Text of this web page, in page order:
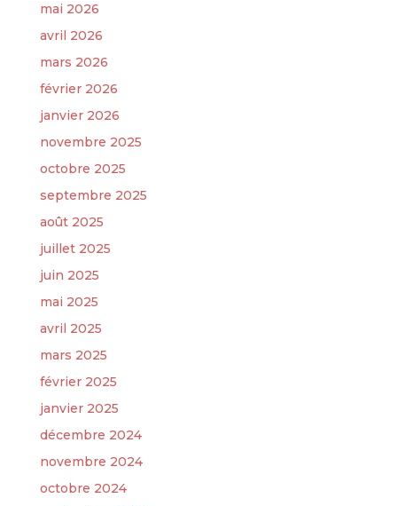
mai 2026
avril 2026
mars 2026
février 2026
janvier 2026
novembre 2025
octobre 2025
septembre 2025
août 2025
juillet 2025
juin 2025
mai 2025
avril 2025
mars 2025
février 2025
janvier 2025
décembre 2024
novembre 2024
octobre 2024